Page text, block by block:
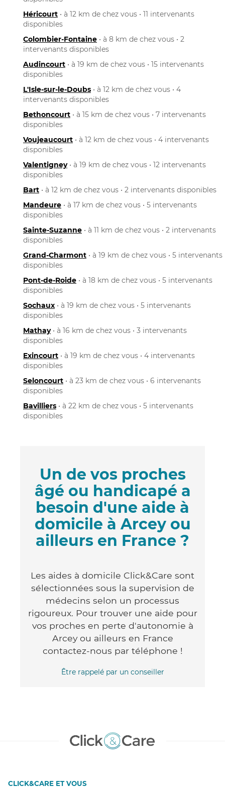
Héricourt • à 12 km de chez vous • 11 intervenants
disponibles
Colombier-Fontaine • à 8 km de chez vous • 2
intervenants disponibles
Audincourt • à 19 km de chez vous • 15 intervenants
disponibles
L'Isle-sur-le-Doubs • à 12 km de chez vous • 4
intervenants disponibles
Bethoncourt • à 15 km de chez vous • 7 intervenants
disponibles
Voujeaucourt • à 12 km de chez vous • 4 intervenants
disponibles
Valentigney• à 19 km de chez vous • 12 intervenants
disponibles
Bart • à 12 km de chez vous • 2 intervenants disponibles
Mandeure • à 17 km de chez vous • 5 intervenants
disponibles
Sainte-Suzanne • à 11 km de chez vous • 2 intervenants
disponibles
Grand-Charmont • à 19 km de chez vous • 5 intervenants
disponibles
Pont-de-Roide • à 18 km de chez vous • 5 intervenants
disponibles
Sochaux • à 19 km de chez vous • 5 intervenants
disponibles
Mathay• à 16 km de chez vous • 3 intervenants
disponibles
Exincourt • à 19 km de chez vous • 4 intervenants
disponibles
Seloncourt • à 23 km de chez vous • 6 intervenants
disponibles
Bavilliers • à 22 km de chez vous • 5 intervenants
disponibles
Un de vos proches
âgé ou handicapé a
besoin d'une aide à
domicile à Arcey ou
ailleurs en France ?
Les aides à domicile Click&Care sont
sélectionnées sous la supervision de
médecins selon un processus
rigoureux. Pour trouver une aide pour
vos proches en perte d'autonomie à
Arcey ou ailleurs en France
contactez-nous par téléphone !
Être rappelé par un conseiller
CLICK&CARE ET VOUS